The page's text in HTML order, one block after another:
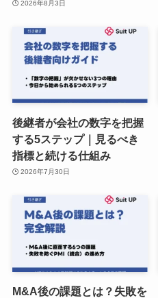
2026年8月3日
後継者が会社の数字を把握
する5ステップ｜見るべき
指標と続ける仕組み
2026年7月30日
M&A後の課題とは？失敗を